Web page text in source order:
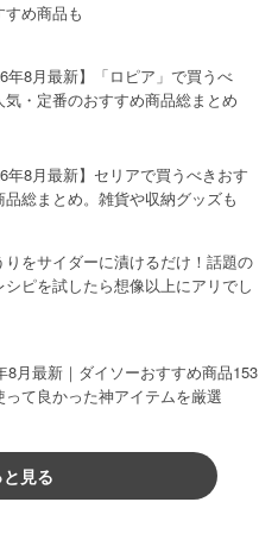
すめ商品も
年8月最新】「ロピア」で買うべ
気・定番のおすすめ商品総まとめ
年8月最新】セリアで買うべきおす
品総まとめ。雑貨や収納グッズも
りをサイダーに漬けるだけ！話題の
シピを試したら想像以上にアリでし
8月最新｜ダイソーおすすめ商品153
って良かった神アイテムを厳選
と見る